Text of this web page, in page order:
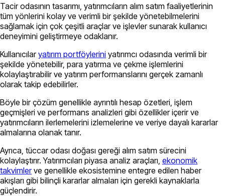
Tacir odasının tasarımı, yatırımcıların alım satım faaliyetlerinin
tüm yönlerini kolay ve verimli bir şekilde yönetebilmelerini
sağlamak için çok çeşitli araçlar ve işlevler sunarak kullanıcı
deneyimini geliştirmeye odaklanır.
Kullanıcılaryatırım portföylerini yatırımcı odasında verimli bir
şekilde yönetebilir, para yatırma ve çekme işlemlerini
kolaylaştırabilir ve yatırım performanslarını gerçek zamanlı
olarak takip edebilirler.
Böyle bir çözüm genellikle ayrıntılı hesap özetleri, işlem
geçmişleri ve performans analizleri gibi özellikler içerir ve
yatırımcıların ilerlemelerini izlemelerine ve veriye dayalı kararlar
almalarına olanak tanır.
Ayrıca, tüccar odası doğası gereği alım satım sürecini
kolaylaştırır. Yatırımcıları piyasa analiz araçları, ekonomik
takvimlerve genellikle ekosistemine entegre edilen haber
akışları gibi bilinçli kararlar almaları için gerekli kaynaklarla
güçlendirir.